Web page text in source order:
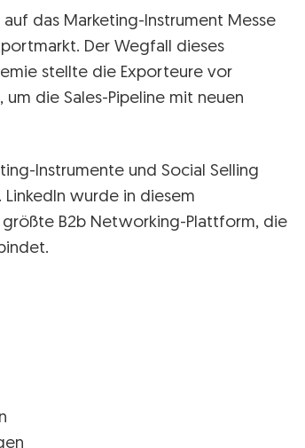
das Marketing-Instrument Messe
Der Wegfall dieses
stellte die Exporteure vor
die Sales-Pipeline mit neuen
Instrumente und Social Selling
wurde in diesem
B2b Networking-Plattform, die